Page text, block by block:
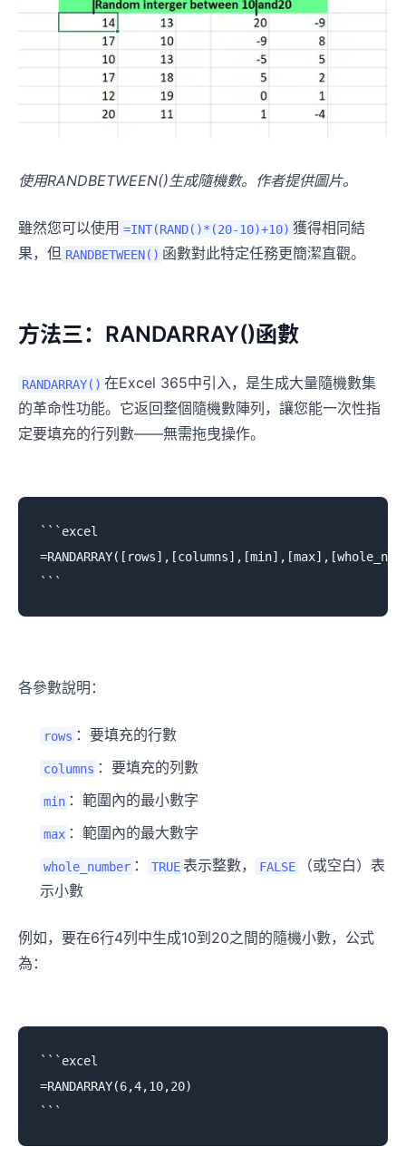
使用RANDBETWEEN()生成隨機數。作者提供圖片。
雖然您可以使用 =INT(RAND()*(20-10)+10) 獲得相同結
果，但 RANDBETWEEN() 函數對此特定任務更簡潔直觀。
方法三：RANDARRAY()函數
RANDARRAY() 在Excel 365中引入，是生成大量隨機數集
的革命性功能。它返回整個隨機數陣列，讓您能一次性指
定要填充的行列數——無需拖曳操作。
```excel
各參數說明：
rows ：要填充的行數
columns ：要填充的列數
min ：範圍內的最小數字
max ：範圍內的最大數字
whole_number ： TRUE 表示整數， FALSE
（或空白）表
示小數
例如，要在6行4列中生成10到20之間的隨機小數，公式
為：
```excel
=RANDARRAY(6,4,10,20)